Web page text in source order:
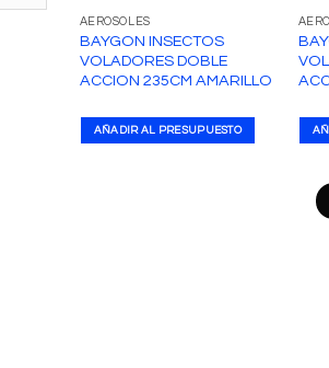
AEROSOLES
BAYGON INSECTOS
VOLADORES DOBLE
ACCION 235CM AMARILLO
AÑADIR AL PRESUPUESTO